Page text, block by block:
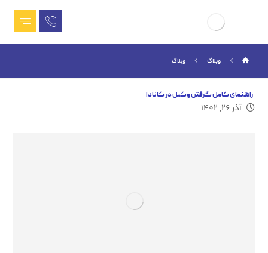
وبلاگ وبلاگ
راهنمای کامل گرفتن وکیل در کانادا
آذر ۲۶, ۱۴۰۲